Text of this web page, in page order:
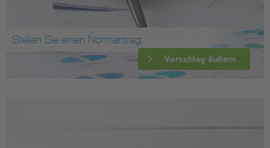
Stellen Sie einen Normantrag
Vorschlag äußern